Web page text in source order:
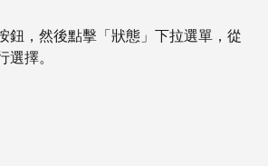
鈕，然後點擊「狀態」下拉選單，從
擇。